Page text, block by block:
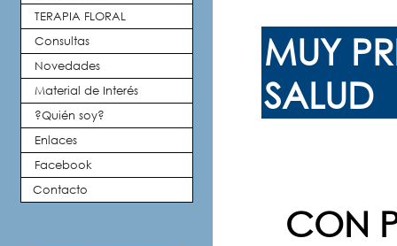
TERAPIA FLORAL
Consultas
Novedades
Material de Interés
?Quién soy?
Enlaces
Facebook
Contacto
MUY
SALUD
CON